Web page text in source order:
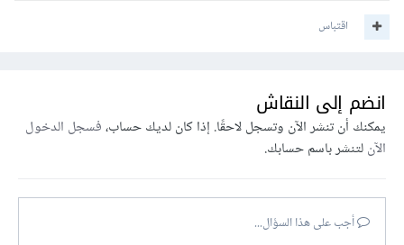
اقتباس
انضم إلى النقاش
يمكنك أن تنشر الآن وتسجل لاحقًا. إذا كان لديك حساب،فسجل الدخول
الآنلتنشر باسم حسابك.
أجب على هذا السؤال...